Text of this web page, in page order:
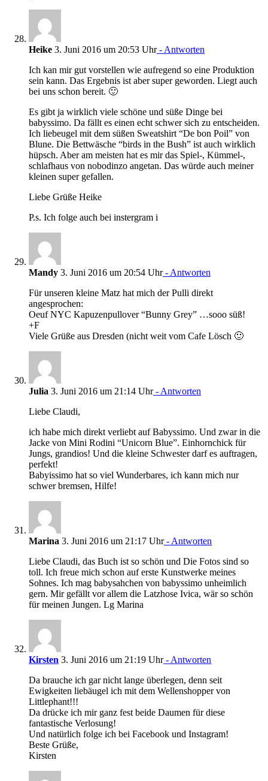
Heike 3. Juni 2016 um 20:53 Uhr- Antworten
Ich kan mir gut vorstellen wie aufregend so eine Produktion
sein kann. Das Ergebnis ist aber super geworden. Liegt auch
bei uns schon bereit. 🙂
Es gibt ja wirklich viele schöne und süße Dinge bei
babyssimo. Da fällt es einen echt schwer sich zu entscheiden.
Ich liebeugel mit dem süßen Sweatshirt “De bon Poil” von
Blune. Die Bettwäsche “birds in the Bush” ist auch wirklich
hüpsch. Aber am meisten hat es mir das Spiel-, Kümmel-,
schlafhaus von nobodinzo angetan. Das würde auch meiner
kleinen super gefallen.
Liebe Grüße Heike
P.s. Ich folge auch bei instergram i
Mandy 3. Juni 2016 um 20:54 Uhr- Antworten
Für unseren kleine Matz hat mich der Pulli direkt
angesprochen:
Oeuf NYC Kapuzenpullover “Bunny Grey” …sooo süß!
+F
Viele Grüße aus Dresden (nicht weit vom Cafe Lösch 🙂
Julia 3. Juni 2016 um 21:14 Uhr- Antworten
Liebe Claudi,
ich habe mich direkt verliebt auf Babyssimo. Und zwar in die
Jacke von Mini Rodini “Unicorn Blue”. Einhornchick für
Jungs, grandios! Und die kleine Schwester darf es auftragen,
perfekt!
Babyissimo hat so viel Wunderbares, ich kann mich nur
schwer bremsen, Hilfe!
Marina 3. Juni 2016 um 21:17 Uhr- Antworten
Liebe Claudi, das Buch ist so schön und Die Fotos sind so
toll. Ich freue mich schon auf erste Kunstwerke meines
Sohnes. Ich mag babysahchen von babyssimo unheimlich
gern. Mir gefällt vor allem die Latzhose Ivica, wär so schön
für meinen Jungen. Lg Marina
Kirsten 3. Juni 2016 um 21:19 Uhr- Antworten
Da brauche ich gar nicht lange überlegen, denn seit
Ewigkeiten liebäugel ich mit dem Wellenshopper von
Littlephant!!!
Da drücke ich mir ganz fest beide Daumen für diese
fantastische Verlosung!
Und natürlich folge ich bei Facebook und Instagram!
Beste Grüße,
Kirsten